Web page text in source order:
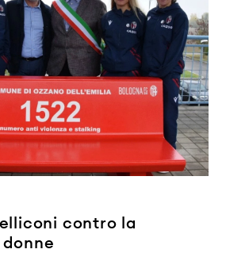
contro la